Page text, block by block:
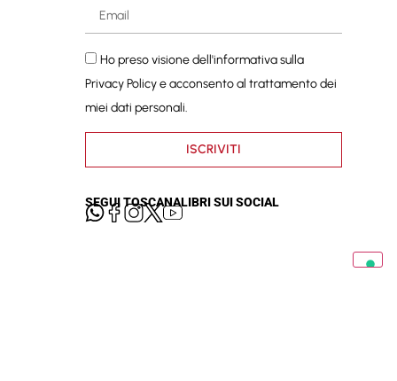
Ho preso visione dell'informativa sulla
Privacy Policye acconsento al trattamento dei
miei dati personali.
ISCRIVITI
SEGUI TOSCANALIBRI SUI SOCIAL